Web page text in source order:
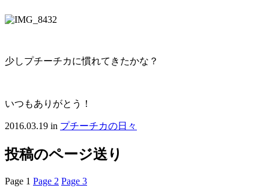
少しプチーチカに慣れてきたかな？
いつもありがとう！
2016.03.19 in プチーチカの日々
投稿のページ送り
Page 1 Page 2 Page 3